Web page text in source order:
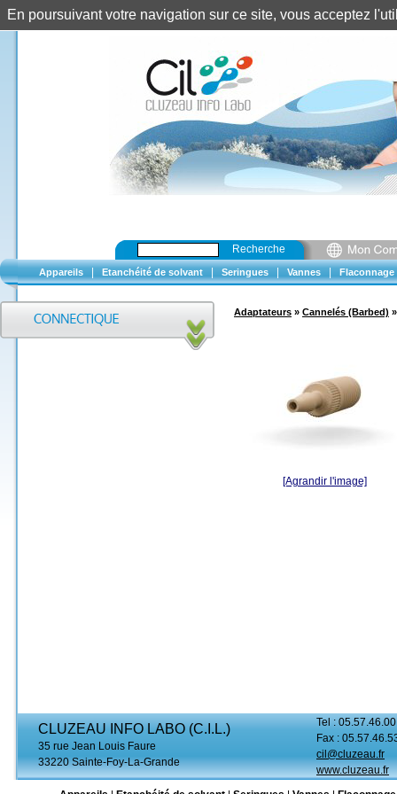
Recherche
Appareils Etanchéité de solvant Seringues Vannes Flaconnage
Adaptateurs » Cannelés (Barbed)
[Agrandir l'image]
CLUZEAU INFO LABO (C.I.L.)
35 rue Jean Louis Faure
33220 Sainte-Foy-La-Grande
Tel :
Fax :
cil@cluzeau.fr
www.cluzeau.fr
En poursuivant votre navigation sur ce site, vous acceptez